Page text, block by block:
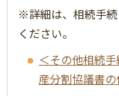
※詳細は、相続手
ください。
＜その他相続
産分割協議書の